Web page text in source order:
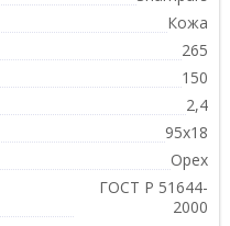
Кожа
265
150
2,4
95х18
Орех
ГОСТ Р 51644-
2000